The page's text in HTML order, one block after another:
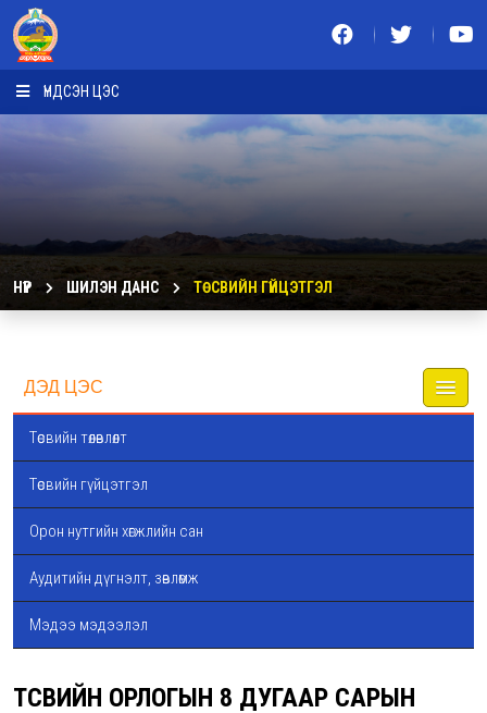
ҮНДСЭН ЦЭС
НҮҮР ШИЛЭН ДАНС ТӨСВИЙН ГҮЙЦЭТГЭЛ
ДЭД ЦЭС
Төсвийн төлөвлөлт
Төсвийн гүйцэтгэл
Орон нутгийн хөгжлийн сан
Аудитийн дүгнэлт, зөвлөмж
Мэдээ мэдээлэл
ТӨСВИЙН ОРЛОГЫН 8 ДУГААР САРЫН